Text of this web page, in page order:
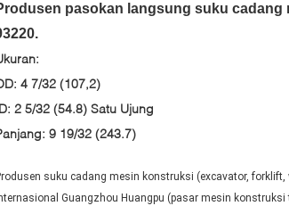
pasokan langsung suku cadang
4 7/32 (107,2)
2 5/32 (54.8) Satu Ujung
9 19/32 (243.7)
suku cadang mesin konstruksi (excavator,
Guangzhou Huangpu (pasar mesin